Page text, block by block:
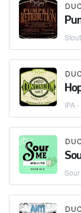
IPA